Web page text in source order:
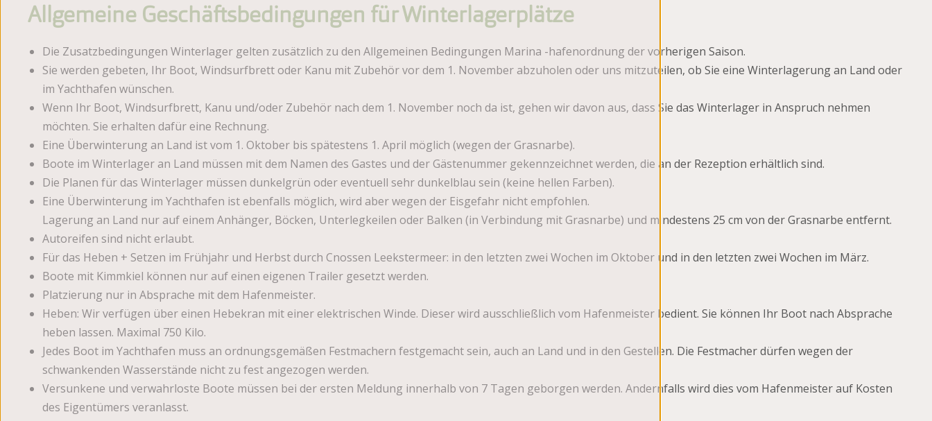
Allgemeine Geschäftsbedingungen für Winterlagerplätze
Die Zusatzbedingungen Winterlager gelten zusätzlich zu den Allgemeinen Bedingungen Marina -hafenordnung der vorherigen Saison.
Sie werden gebeten, Ihr Boot, Windsurfbrett oder Kanu mit Zubehör vor dem 1. November abzuholen oder uns mitzuteilen, ob Sie eine Winterlagerung an Land oder
im Yachthafen wünschen.
Wenn Ihr Boot, Windsurfbrett, Kanu und/oder Zubehör nach dem 1. November noch da ist, gehen wir davon aus, dass Sie das Winterlager in Anspruch nehmen
möchten. Sie erhalten dafür eine Rechnung.
Eine Überwinterung an Land ist vom 1. Oktober bis spätestens 1. April möglich (wegen der Grasnarbe).
Boote im Winterlager an Land müssen mit dem Namen des Gastes und der Gästenummer gekennzeichnet werden, die an der Rezeption erhältlich sind.
Die Planen für das Winterlager müssen dunkelgrün oder eventuell sehr dunkelblau sein (keine hellen Farben).
Eine Überwinterung im Yachthafen ist ebenfalls möglich, wird aber wegen der Eisgefahr nicht empfohlen.
Lagerung an Land nur auf einem Anhänger, Böcken, Unterlegkeilen oder Balken (in Verbindung mit Grasnarbe) und mindestens 25 cm von der Grasnarbe entfernt.
Autoreifen sind nicht erlaubt.
Für das Heben + Setzen im Frühjahr und Herbst durch Cnossen Leekstermeer: in den letzten zwei Wochen im Oktober und in den letzten zwei Wochen im März.
Boote mit Kimmkiel können nur auf einen eigenen Trailer gesetzt werden.
Platzierung nur in Absprache mit dem Hafenmeister.
Heben: Wir verfügen über einen Hebekran mit einer elektrischen Winde. Dieser wird ausschließlich vom Hafenmeister bedient. Sie können Ihr Boot nach Absprache
heben lassen. Maximal 750 Kilo.
Jedes Boot im Yachthafen muss an ordnungsgemäßen Festmachern festgemacht sein, auch an Land und in den Gestellen. Die Festmacher dürfen wegen der
schwankenden Wasserstände nicht zu fest angezogen werden.
Versunkene und verwahrloste Boote müssen bei der ersten Meldung innerhalb von 7 Tagen geborgen werden. Andernfalls wird dies vom Hafenmeister auf Kosten
des Eigentümers veranlasst.